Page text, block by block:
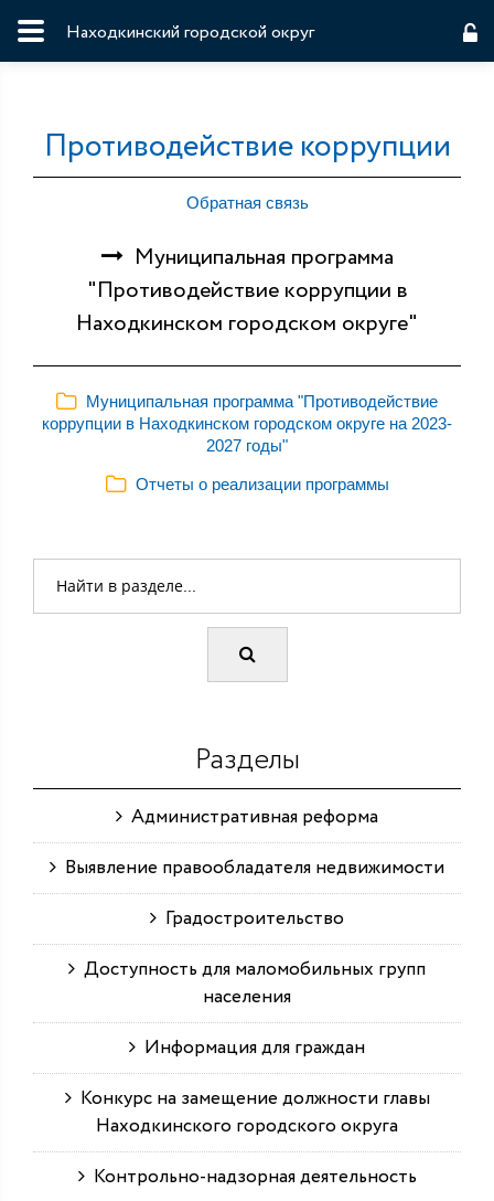
Находкинский городской округ
Противодействие коррупции
Обратная связь
Муниципальная программа
"Противодействие коррупции в
Находкинском городском округе"
Муниципальная программа "Противодействие
коррупции в Находкинском городском округе на 2023-
2027 годы"
Отчеты о реализации программы
Разделы
Административная реформа
Выявление правообладателя недвижимости
Градостроительство
Доступность для маломобильных групп
населения
Информация для граждан
Конкурс на замещение должности главы
Находкинского городского округа
Контрольно-надзорная деятельность